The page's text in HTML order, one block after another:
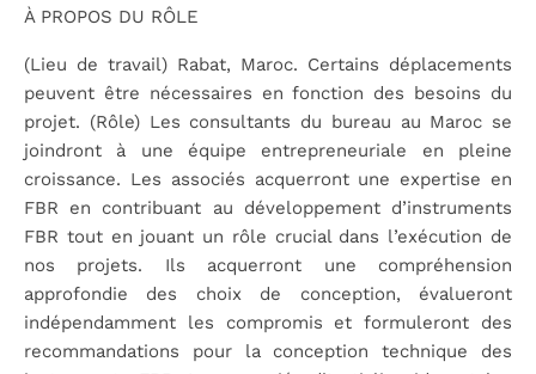
À PROPOS DU RÔLE
(Lieu de travail) Rabat, Maroc. Certains déplacements
peuvent être nécessaires en fonction des besoins du
projet. (Rôle) Les consultants du bureau au Maroc se
joindront à une équipe entrepreneuriale en pleine
croissance. Les associés acquerront une expertise en
FBR en contribuant au développement d’instruments
FBR tout en jouant un rôle crucial dans l’exécution de
nos projets. Ils acquerront une compréhension
approfondie des choix de conception, évalueront
indépendamment les compromis et formuleront des
recommandations pour la conception technique des